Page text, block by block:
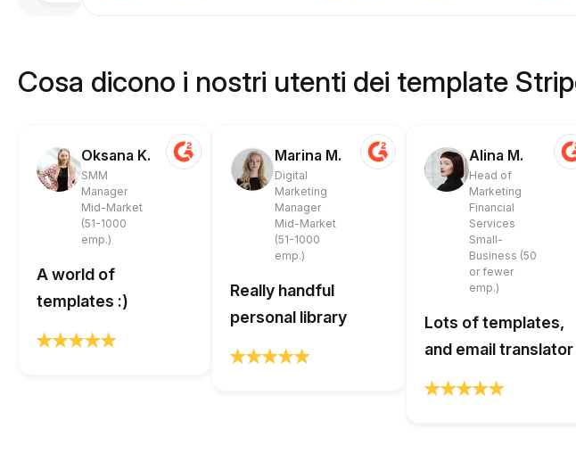
Cosa dicono i nostri utenti dei template
Oksana K.
SMM
Manager
Mid-Market
(51-1000
emp.)
A world of
templates :)
Marina M.
Digital
Marketing
Manager
Mid-Market
(51-1000
emp.)
Really handful
personal library
Alina M.
Head of
Marketing
Financial
Services
Small-
Business (50
or fewer
emp.)
Lots of templates,
and email translator